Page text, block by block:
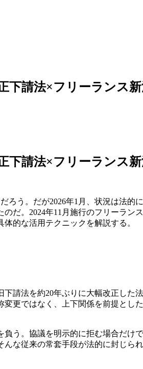
請法×フリーランス
請法×フリーランス
う。だが2026年1月、状況は法的
だ。2024年11月施行のフリーラン
的な活用テクニックを解説する。
請法を約20年ぶりに大幅改正した
更ではなく、上下関係を前提とし
う。協議を明示的に拒む場合だけ
な従来の常套手段が法的に封じられ